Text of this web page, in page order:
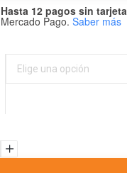
Hasta 12 pagos sin tarjeta
Mercado Pago. Saber más
Elige una opción
color